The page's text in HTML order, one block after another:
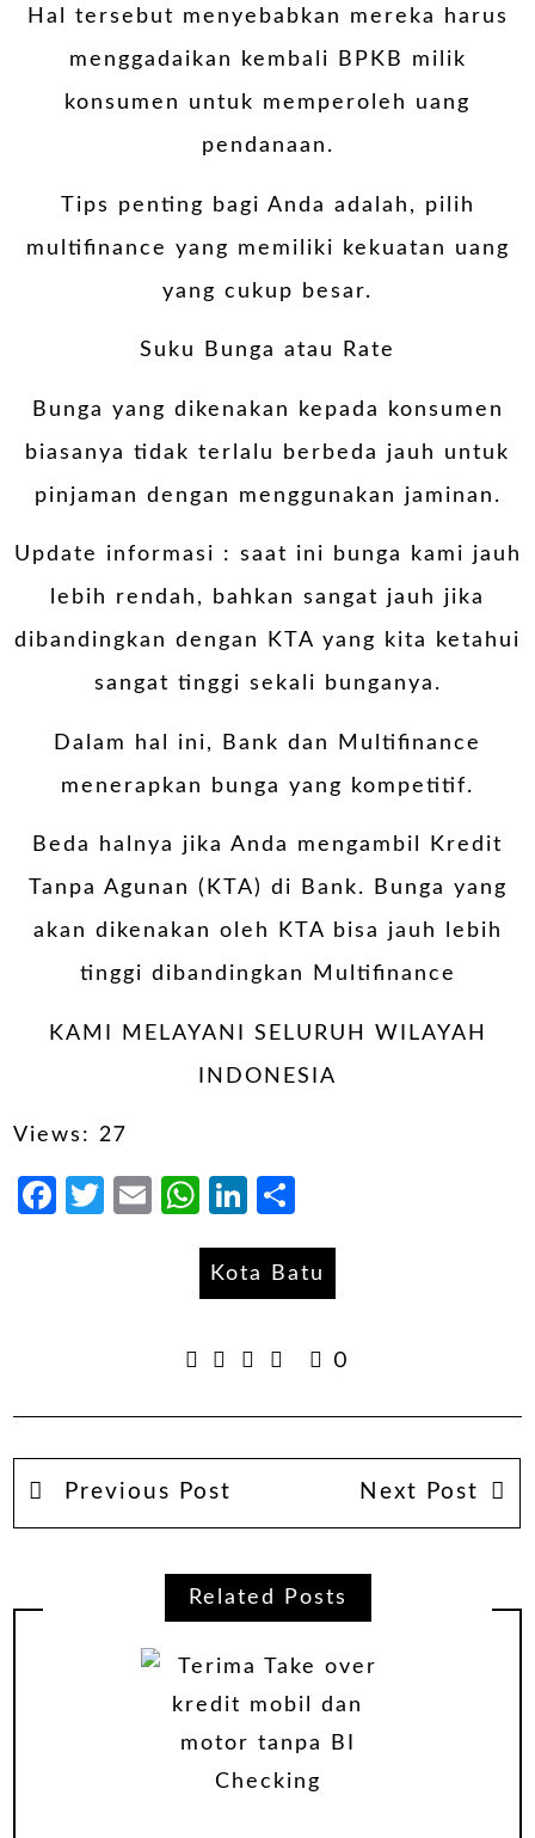
Hal tersebut menyebabkan mereka harus
menggadaikan kembali BPKB milik
konsumen untuk memperoleh uang
pendanaan.
Tips penting bagi Anda adalah, pilih
multifinance yang memiliki kekuatan uang
yang cukup besar.
Suku Bunga atau Rate
Bunga yang dikenakan kepada konsumen
biasanya tidak terlalu berbeda jauh untuk
pinjaman dengan menggunakan jaminan.
Update informasi : saat ini bunga kami jauh
lebih rendah, bahkan sangat jauh jika
dibandingkan dengan KTA yang kita ketahui
sangat tinggi sekali bunganya.
Dalam hal ini, Bank dan Multifinance
menerapkan bunga yang kompetitif.
Beda halnya jika Anda mengambil Kredit
Tanpa Agunan (KTA) di Bank. Bunga yang
akan dikenakan oleh KTA bisa jauh lebih
tinggi dibandingkan Multifinance
KAMI MELAYANI SELURUH WILAYAH
INDONESIA
Views: 27
Facebook
Twitter
EmailWhatsApp
LinkedIn
Kota Batu
0
Previous Post Next Post
Related Posts